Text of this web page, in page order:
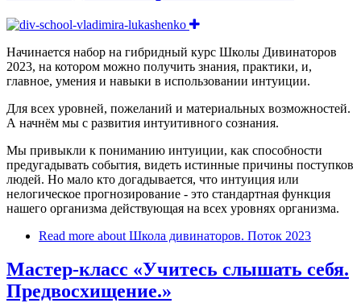
Начинается набор на гибридный курс Школы Дивинаторов
2023, на котором можно получить знания, практики, и,
главное, умения и навыки в использовании интуиции.
Для всех уровней, пожеланий и материальных возможностей.
А начнём мы с развития интуитивного сознания.
Мы привыкли к пониманию интуиции, как способности
предугадывать события, видеть истинные причины поступков
людей. Но мало кто догадывается, что интуиция или
нелогическое прогнозирование - это стандартная функция
нашего организма действующая на всех уровнях организма.
Read more about Школа дивинаторов. Поток 2023
Мастер-класс «Учитесь слышать себя.
Предвосхищение.»